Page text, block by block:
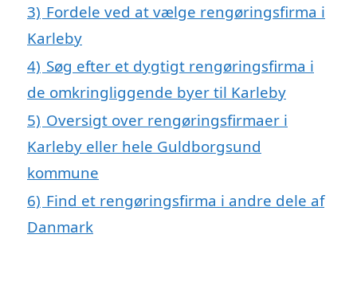
3) Fordele ved at vælge rengøringsfirma i
Karleby
4) Søg efter et dygtigt rengøringsfirma i
de omkringliggende byer til Karleby
5) Oversigt over rengøringsfirmaer i
Karleby eller hele Guldborgsund
kommune
6) Find et rengøringsfirma i andre dele af
Danmark